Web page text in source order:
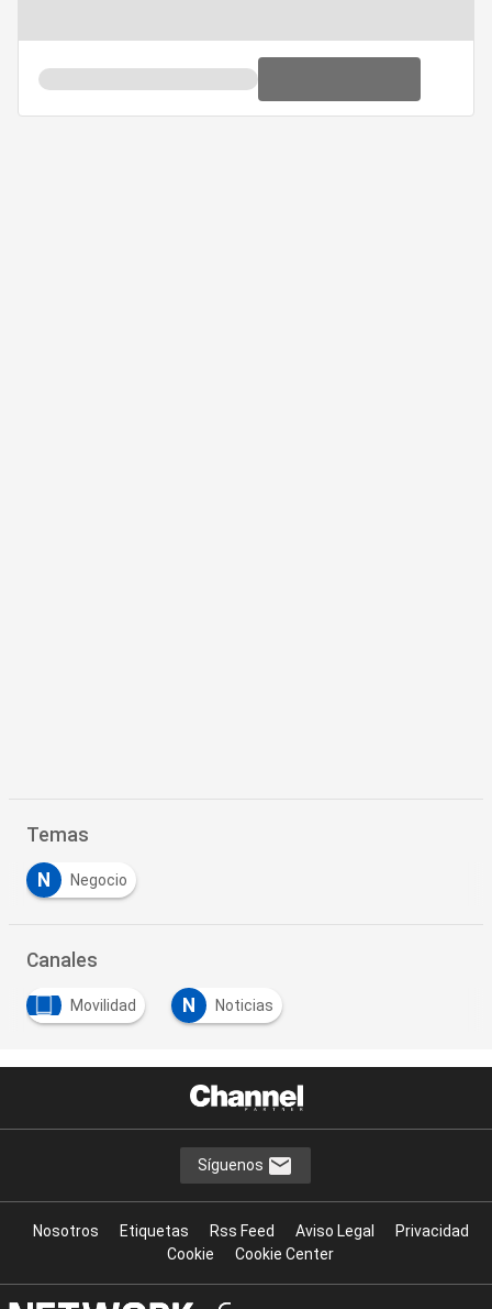
Temas
N Negocio
Canales
Movilidad N Noticias
Síguenos
Nosotros Etiquetas Rss Feed Aviso Legal
Privacidad
Cookie
Cookie Center